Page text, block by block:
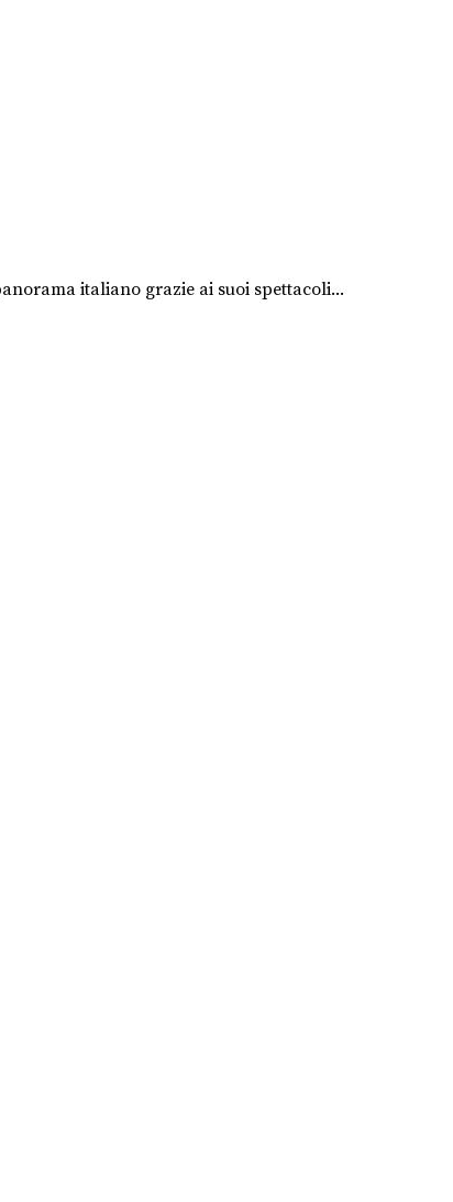
italiano grazie ai suoi spettacoli...